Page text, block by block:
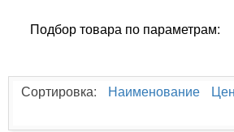
Подбор товара по параметрам:
Сортировка: Наименование